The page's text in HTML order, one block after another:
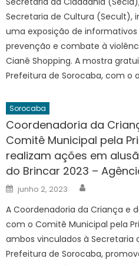
Secretaria de Cultura (Secult),
uma exposição de
prevenção e combate à
Cianê Shopping. A mostra
Prefeitura de Sorocaba, com o
Sorocaba
Coordenadoria da
Comitê Municipal pela
realizam ações em
do Brincar 2023 –
Posted
on
junho 2, 2023
A Coordenadoria da Criança e
com o Comitê Municipal pela
ambos vinculados à Secretaria
Prefeitura de Sorocaba,